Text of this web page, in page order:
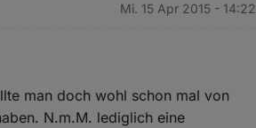
Mi. 15 Apr 2015 - 14:22
man doch wohl schon mal von
N.m.M. lediglich eine